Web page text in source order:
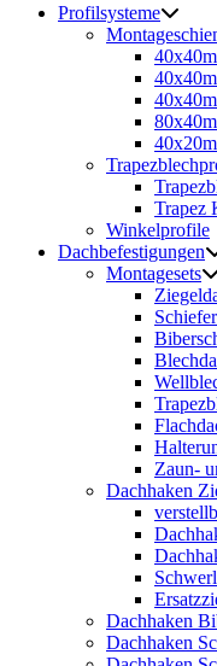
Profilsysteme
Trapez
Winkelprofile
Dachbefestigungen
Montagesets
Zaun-
Dachhaken
Dachhaken
Dachhaken